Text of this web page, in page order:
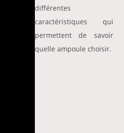
différentes
caractéristiques qui
permettent de savoir
quelle ampoule choisir.